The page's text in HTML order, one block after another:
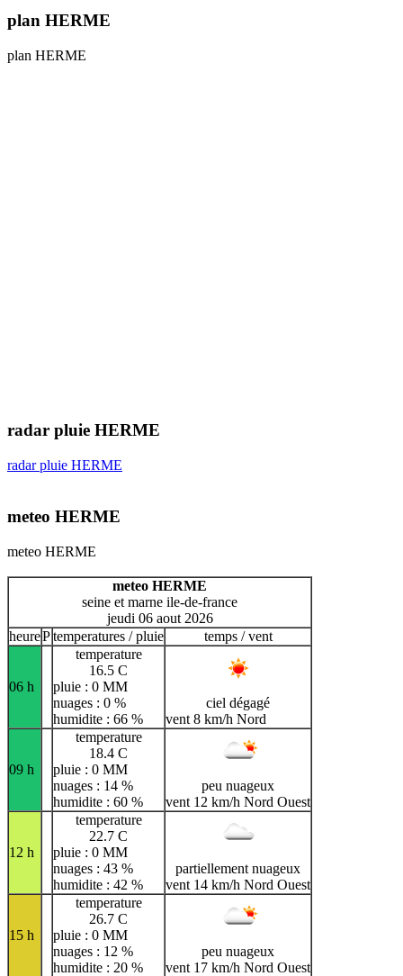
plan HERME
plan HERME
radar pluie HERME
radar pluie HERME
meteo HERME
meteo HERME
meteo HERME
seine et marne ile-de-france
jeudi 06 aout 2026
heurePtemperatures / pluie temps / vent
06 h
temperature
16.5 C
pluie : 0 MM
nuages : 0 %
humidite : 66 %
ciel dégagé
vent 8 km/h Nord
09 h
temperature
18.4 C
pluie : 0 MM
nuages : 14 %
humidite : 60 %
peu nuageux
vent 12 km/h Nord Ouest
12 h
temperature
22.7 C
pluie : 0 MM
nuages : 43 %
humidite : 42 %
partiellement nuageux
vent 14 km/h Nord Ouest
15 h
temperature
26.7 C
pluie : 0 MM
nuages : 12 %
humidite : 20 %
peu nuageux
vent 17 km/h Nord Ouest